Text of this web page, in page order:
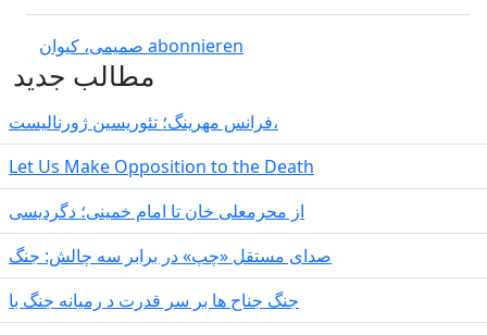
صمیمی، کیوان abonnieren
مطالب جدید
فرانس مهرینگ؛ تئوریسین ژورنالیست،
Let Us Make Opposition to the Death
از محرمعلی خان تا امام خمینی؛ دگردیسی
صدای مستقل «چپ» در برابر سه چالش: جنگ
جنگ جناح ها بر سر قدرت د رمیانە جنگ با